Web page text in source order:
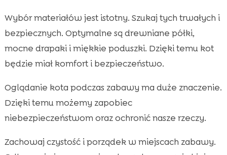
Wybór materiałów jest istotny. Szukaj tych trwałych i
bezpiecznych. Optymalne są drewniane półki,
mocne drapaki i miękkie poduszki. Dzięki temu kot
będzie miał komfort i bezpieczeństwo.
Oglądanie kota podczas zabawy ma duże znaczenie.
Dzięki temu możemy zapobiec
niebezpieczeństwom oraz ochronić nasze rzeczy.
Zachowaj czystość i porządek w miejscach zabawy.